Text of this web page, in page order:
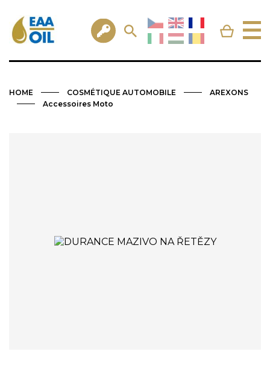
HOME COSMÉTIQUE AUTOMOBILE
AREXONS
Accessoires Moto